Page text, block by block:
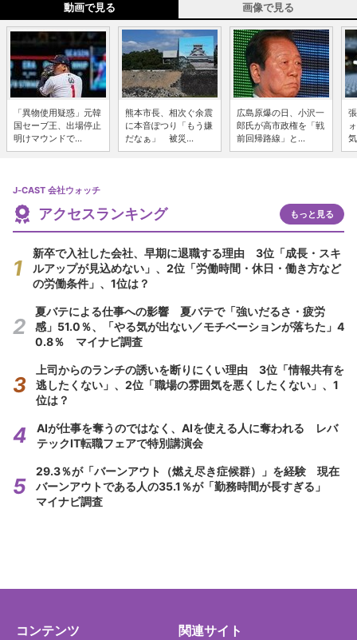
動画で見る 画像で見る
「異物使用疑惑」元韓
国セーブ王、出場停止
明けマウンドで...
熊本市長、相次ぐ余震
に本音ぽつり「もう嫌
だなぁ」 被災...
広島原爆の日、小沢一
郎氏が高市政権を「戦
前回帰路線」と...
J-CAST 会社ウォッチ
アクセスランキング もっと見る
新卒で入社した会社、早期に退職する理由 3位「成長・スキ
ルアップが見込めない」、2位「労働時間・休日・働き方など
の労働条件」、1位は？
夏バテによる仕事への影響 夏バテで「強いだるさ・疲労
感」51.0％、「やる気が出ない／モチベーションが落ちた」4
0.8％ マイナビ調査
上司からのランチの誘いを断りにくい理由 3位「情報共有を
逃したくない」、2位「職場の雰囲気を悪くしたくない」、1
位は？
AIが仕事を奪うのではなく、AIを使える人に奪われる レバ
テックIT転職フェアで特別講演会
29.3％が「バーンアウト（燃え尽き症候群）」を経験 現在
バーンアウトである人の35.1％が「勤務時間が長すぎる」
マイナビ調査
コンテンツ 関連サイト